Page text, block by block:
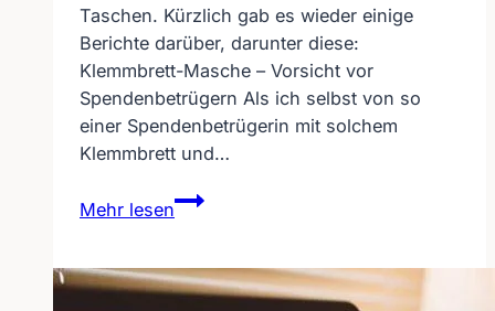
Taschen. Kürzlich gab es wieder einige
Berichte darüber, darunter diese:
Klemmbrett-Masche – Vorsicht vor
Spendenbetrügern Als ich selbst von so
einer Spendenbetrügerin mit solchem
Klemmbrett und…
Mehr lesen
Gehörlose
verjagt
Spendenbetrügerin